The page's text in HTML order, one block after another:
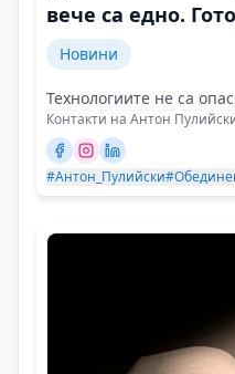
вече са едно.
Новини
Технологиите не са
Контакти на Антон
#Антон_Пулийски